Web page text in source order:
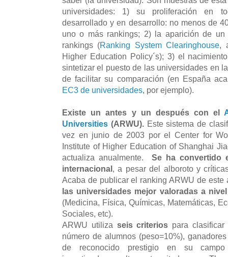
universidades: 1) su proliferación en
desarrollado y en desarrollo: no menos de
uno o más rankings; 2) la aparición de un
rankings (Ranking System Clearinghouse,
Higher Education Policy´s); 3) el
sintetizar el puesto de las universidades en
de facilitar su comparación (en España
EC3 de universidades, por ejemplo).
Existe un antes y un después con el
Universities (ARWU).Este sistema de
vez en junio de 2003 por el Center for
Institute of Higher Education of Shanghai
actualiza anualmente.
Se ha convertido
internacional, a pesar del alboroto y
Acaba de publicar el ranking ARWU de
las universidades mejor valoradas a
(Medicina, Física, Químicas, Matemáticas,
Sociales, etc).
ARWU utiliza seis criterios para
número de alumnos (peso=10%),
de reconocido prestigio en su